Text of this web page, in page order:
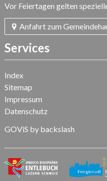
Vor Feiertagen gelten
Anfahrt zum
Services
Index
Sitemap
Impressum
Datenschutz
GOViS by backslash